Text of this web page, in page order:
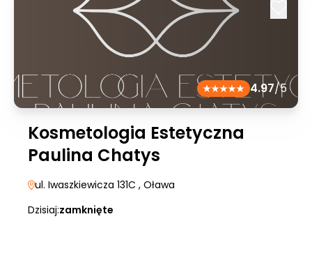
4.97/5
Kosmetologia Estetyczna
Paulina Chatys
ul. Iwaszkiewicza 131C , Oława
Dzisiaj:zamknięte